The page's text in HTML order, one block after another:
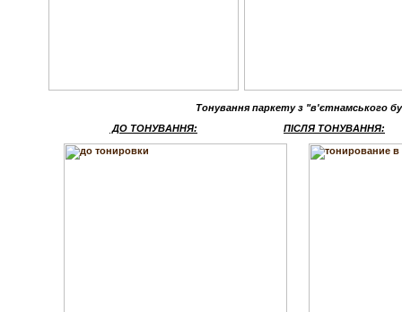
Тонування паркету з "в'єтнамського
ДО ТОНУВАННЯ:
ПІСЛЯ ТОНУВАННЯ: